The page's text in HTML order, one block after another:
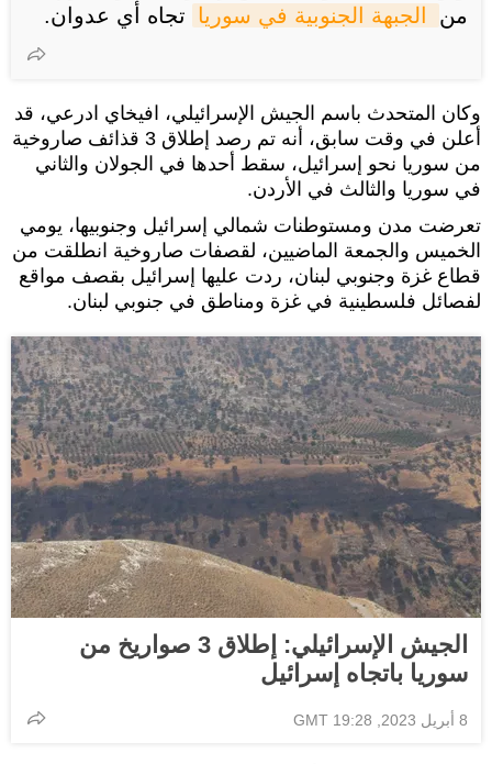
من
الجبهة الجنوبية في سوريا تجاه أي عدوان.
وكان المتحدث باسم الجيش الإسرائيلي، افيخاي ادرعي، قد
أعلن في وقت سابق، أنه تم رصد إطلاق 3 قذائف صاروخية
من سوريا نحو إسرائيل، سقط أحدها في الجولان والثاني
في سوريا والثالث في الأردن.
تعرضت مدن ومستوطنات شمالي إسرائيل وجنوبيها، يومي
الخميس والجمعة الماضيين، لقصفات صاروخية انطلقت من
قطاع غزة وجنوبي لبنان، ردت عليها إسرائيل بقصف مواقع
لفصائل فلسطينية في غزة ومناطق في جنوبي لبنان.
الجيش الإسرائيلي: إطلاق 3 صواريخ من
سوريا باتجاه إسرائيل
8 أبريل 2023, 19:28 GMT